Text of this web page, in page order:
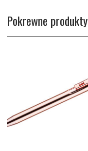
Pokrewne produkty